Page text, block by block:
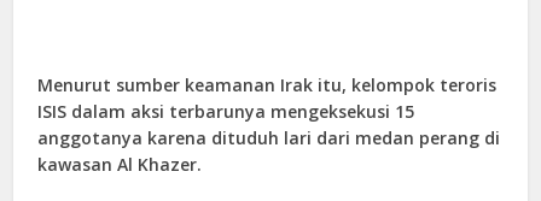
Menurut sumber keamanan Irak itu, kelompok teroris
ISIS dalam aksi terbarunya mengeksekusi 15
anggotanya karena dituduh lari dari medan perang di
kawasan Al Khazer.